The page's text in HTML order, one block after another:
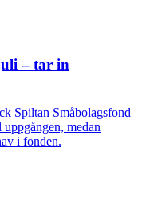
– tar in
Spiltan Småbolagsfond
medan
i fonden.